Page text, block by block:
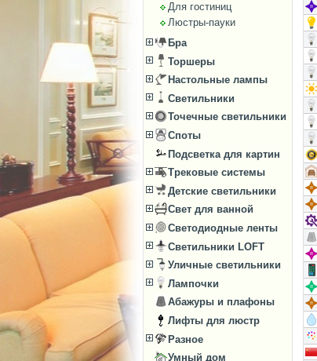
Для гостиниц
Люстры-пауки
Бра
Торшеры
Настольные лампы
Светильники
Точечные светильники
Споты
Подсветка для картин
Трековые системы
Детские светильники
Свет для ванной
Светодиодные ленты
Светильники LOFT
Уличные светильники
Лампочки
Абажуры и плафоны
Лифты для люстр
Разное
Умный дом